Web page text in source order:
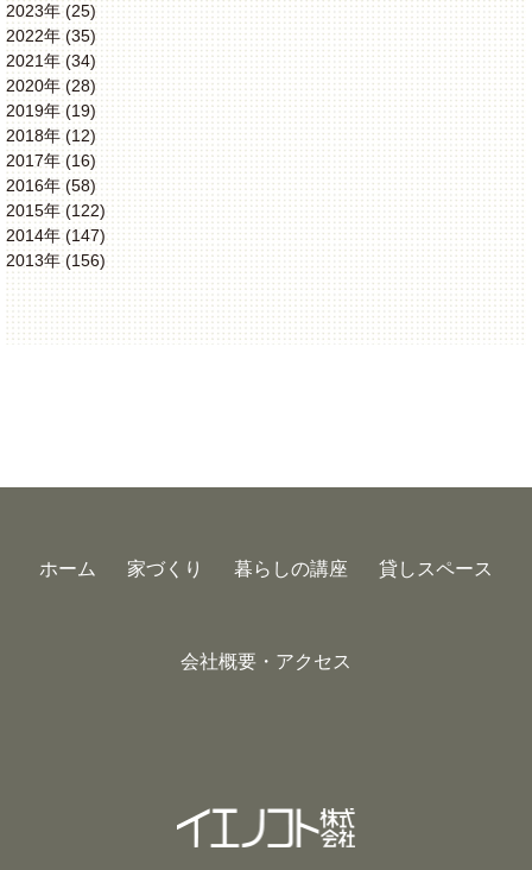
2023年 (25)
2022年 (35)
2021年 (34)
2020年 (28)
2019年 (19)
2018年 (12)
2017年 (16)
2016年 (58)
2015年 (122)
2014年 (147)
2013年 (156)
ホーム 家づくり 暮らしの講座 貸しスペース
会社概要・アクセス